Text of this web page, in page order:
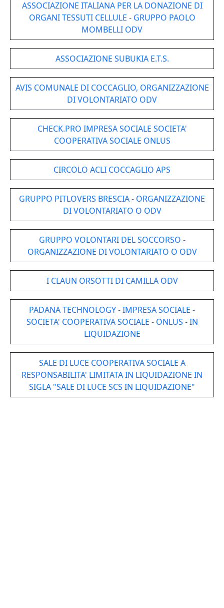
ASSOCIAZIONE ITALIANA PER LA DONAZIONE DI
ORGANI TESSUTI CELLULE - GRUPPO PAOLO
MOMBELLI ODV
ASSOCIAZIONE SUBUKIA E.T.S.
AVIS COMUNALE DI COCCAGLIO, ORGANIZZAZIONE
DI VOLONTARIATO ODV
CHECK.PRO IMPRESA SOCIALE SOCIETA'
COOPERATIVA SOCIALE ONLUS
CIRCOLO ACLI COCCAGLIO APS
GRUPPO PITLOVERS BRESCIA - ORGANIZZAZIONE
DI VOLONTARIATO O ODV
GRUPPO VOLONTARI DEL SOCCORSO -
ORGANIZZAZIONE DI VOLONTARIATO O ODV
I CLAUN ORSOTTI DI CAMILLA ODV
PADANA TECHNOLOGY - IMPRESA SOCIALE -
SOCIETA' COOPERATIVA SOCIALE - ONLUS - IN
LIQUIDAZIONE
SALE DI LUCE COOPERATIVA SOCIALE A
RESPONSABILITA' LIMITATA IN LIQUIDAZIONE IN
SIGLA "SALE DI LUCE SCS IN LIQUIDAZIONE"